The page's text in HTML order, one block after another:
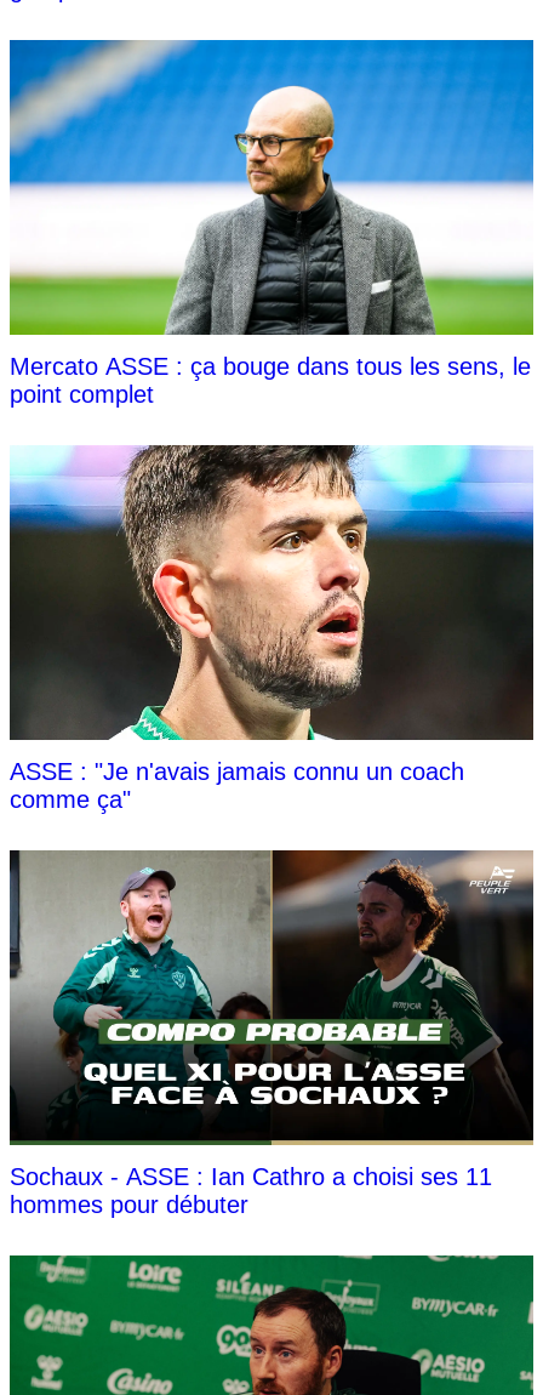
Mercato ASSE : ça bouge dans tous les sens, le
point complet
ASSE : "Je n'avais jamais connu un coach
comme ça"
Sochaux - ASSE : Ian Cathro a choisi ses 11
hommes pour débuter